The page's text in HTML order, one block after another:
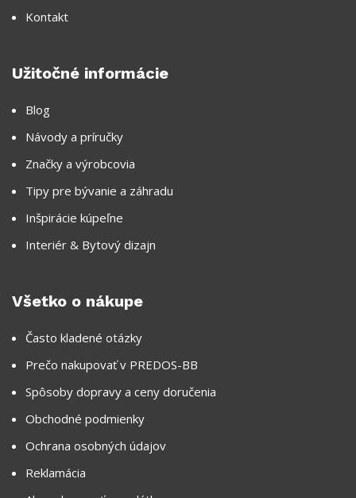
Kontakt
Užitočné informácie
Blog
Návody a príručky
Značky a výrobcovia
Tipy pre bývanie a záhradu
Inšpirácie kúpeľne
Interiér & Bytový dizajn
Všetko o nákupe
Často kladené otázky
Prečo nakupovať v PREDOS-BB
Spôsoby dopravy a ceny doručenia
Obchodné podmienky
Ochrana osobných údajov
Reklamácia